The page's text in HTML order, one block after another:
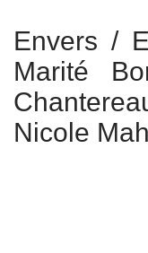
Envers /
Marité
Nicole